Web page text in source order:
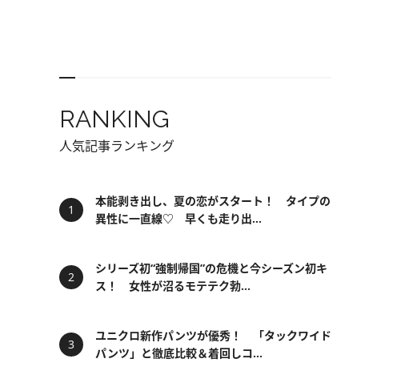
RANKING
人気記事ランキング
本能剥き出し、夏の恋がスタート！ タイプの
異性に一直線♡ 早くも走り出...
シリーズ初“強制帰国”の危機と今シーズン初キ
ス！ 女性が沼るモテテク勃...
ユニクロ新作パンツが優秀！ 「タックワイド
パンツ」と徹底比較＆着回しコ...